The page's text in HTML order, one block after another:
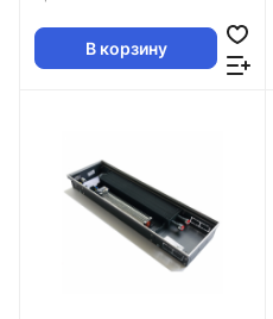
В корзину